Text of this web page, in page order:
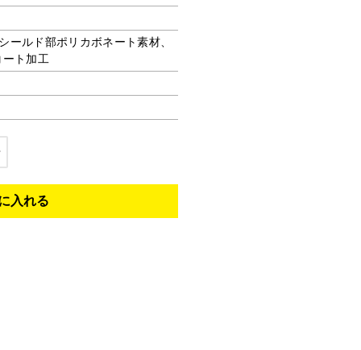
ールド部ポリカボネート素材、
ト加工